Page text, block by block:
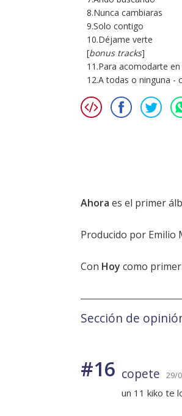
8.Nunca cambiaras
9.Solo contigo
10.Déjame verte
[bonus tracks]
11.Para acomodarte en
12.A todas o ninguna -
Ahora es el primer
Producido por Emilio
Con Hoy como
Sección de
#16 copete 29/
un 11 kiko te